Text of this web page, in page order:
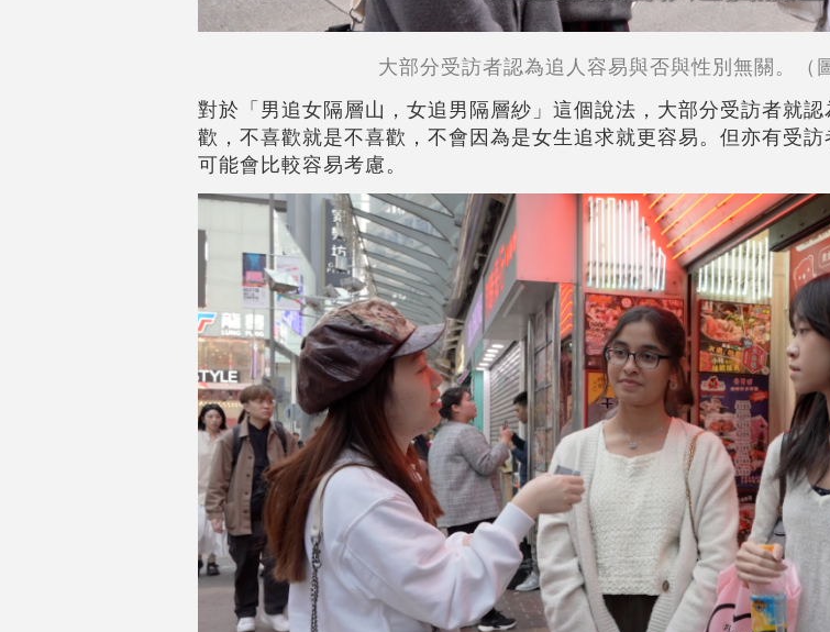
大部分受訪者認為追人容易與否與性別無關。（
對於「男追女隔層山，女追男隔層紗」這個說法，大部分受訪者就
歡，不喜歡就是不喜歡，不會因為是女生追求就更容易。但亦有受
可能會比較容易考慮。